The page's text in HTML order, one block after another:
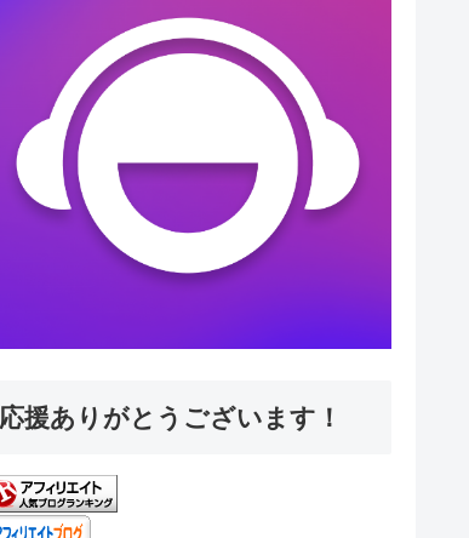
応援ありがとうございます！